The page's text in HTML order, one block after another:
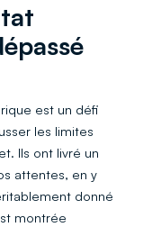
est un défi
les limites
Ils ont livré un
attentes, en y
donné
montrée